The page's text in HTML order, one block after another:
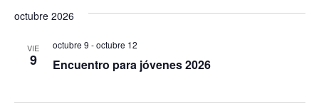
octubre 2026
VIE
9 Encuentro para jóvenes 2026
octubre 9 -octubre 12